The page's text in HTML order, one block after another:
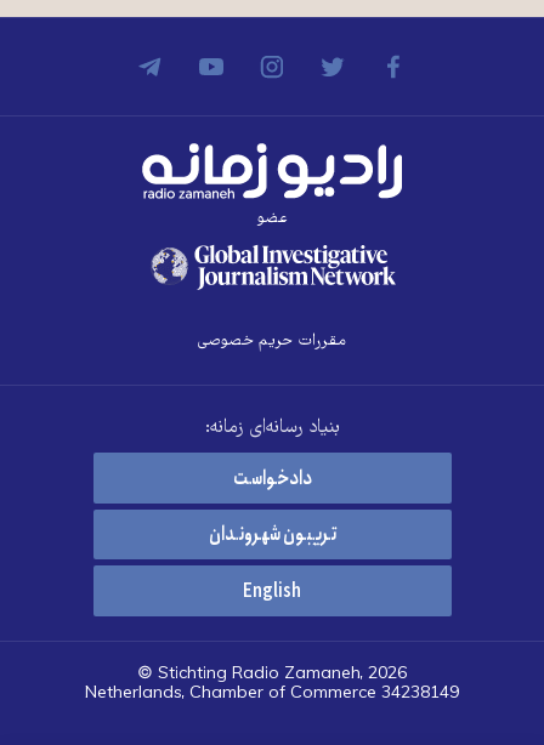
عضو
مقررات حریم خصوصی
بنیاد رسانه‌ای زمانه:
دادخواست
تریبون شهروندان
English
© Stichting Radio Zamaneh, 2026
Netherlands, Chamber of Commerce 34238149